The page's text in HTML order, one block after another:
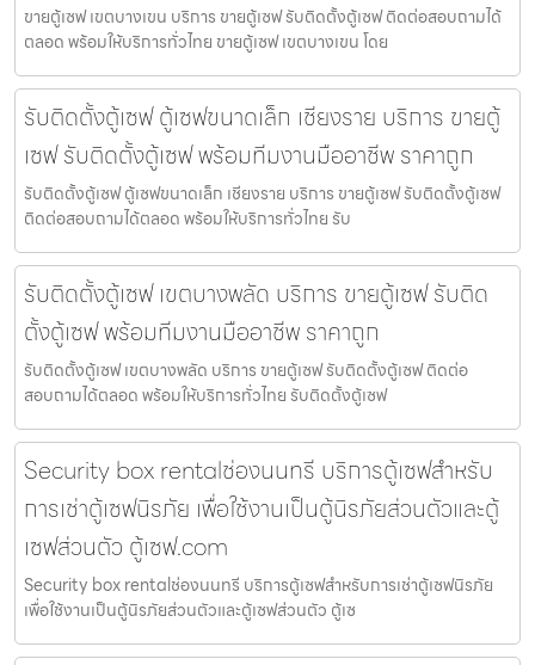
ขายตู้เซฟ เขตบางเขน บริการ ขายตู้เซฟ รับติดตั้งตู้เซฟ ติดต่อสอบถามได้
ตลอด พร้อมให้บริการทั่วไทย ขายตู้เซฟ เขตบางเขน โดย
รับติดตั้งตู้เซฟ ตู้เซฟขนาดเล็ก เชียงราย บริการ ขายตู้
เซฟ รับติดตั้งตู้เซฟ พร้อมทีมงานมืออาชีพ ราคาถูก
รับติดตั้งตู้เซฟ ตู้เซฟขนาดเล็ก เชียงราย บริการ ขายตู้เซฟ รับติดตั้งตู้เซฟ
ติดต่อสอบถามได้ตลอด พร้อมให้บริการทั่วไทย รับ
รับติดตั้งตู้เซฟ เขตบางพลัด บริการ ขายตู้เซฟ รับติด
ตั้งตู้เซฟ พร้อมทีมงานมืออาชีพ ราคาถูก
รับติดตั้งตู้เซฟ เขตบางพลัด บริการ ขายตู้เซฟ รับติดตั้งตู้เซฟ ติดต่อ
สอบถามได้ตลอด พร้อมให้บริการทั่วไทย รับติดตั้งตู้เซฟ
Security box rentalช่องนนทรี บริการตู้เซฟสำหรับ
การเช่าตู้เซฟนิรภัย เพื่อใช้งานเป็นตู้นิรภัยส่วนตัวและตู้
เซฟส่วนตัว ตู้เซฟ.com
Security box rentalช่องนนทรี บริการตู้เซฟสำหรับการเช่าตู้เซฟนิรภัย
เพื่อใช้งานเป็นตู้นิรภัยส่วนตัวและตู้เซฟส่วนตัว ตู้เซ